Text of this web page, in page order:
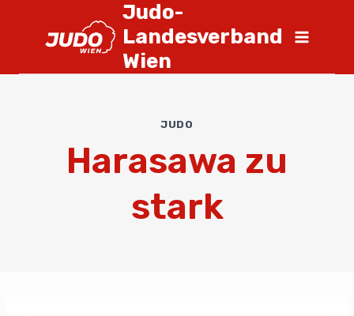
Judo-
Landesverband
Wien
JUDO
Harasawa zu
stark